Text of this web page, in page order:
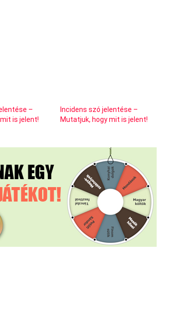
–
is jelent!
Incidens szó jelentése –
Mutatjuk, hogy mit is jelent!